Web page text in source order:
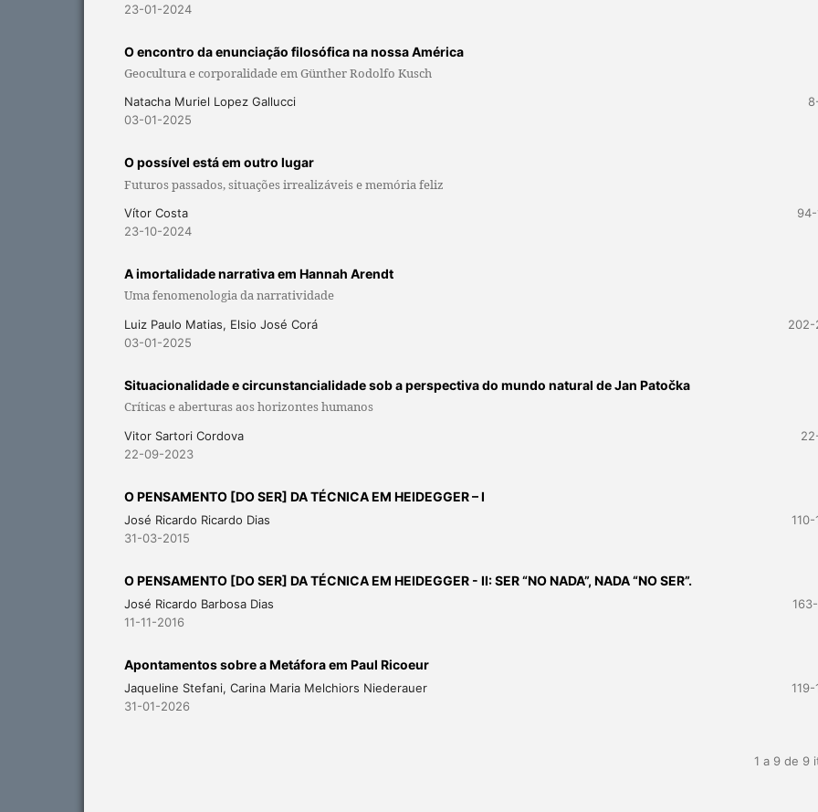
23-01-2024
O encontro da enunciação filosófica na nossa América
Geocultura e corporalidade em Günther Rodolfo Kusch
Natacha Muriel Lopez Gallucci
03-01-2025
O possível está em outro lugar
Futuros passados, situações irrealizáveis e memória feliz
Vítor Costa
94-
23-10-2024
A imortalidade narrativa em Hannah Arendt
Uma fenomenologia da narratividade
Luiz Paulo Matias, Elsio José Corá
202-
03-01-2025
Situacionalidade e circunstancialidade sob a perspectiva do mundo natural de Jan Patočka
Críticas e aberturas aos horizontes humanos
Vitor Sartori Cordova
22-09-2023
O PENSAMENTO [DO SER] DA TÉCNICA EM HEIDEGGER – I
José Ricardo Ricardo Dias
110-
31-03-2015
O PENSAMENTO [DO SER] DA TÉCNICA EM HEIDEGGER - II: SER “NO NADA”, NADA “NO SER”.
José Ricardo Barbosa Dias
163-
11-11-2016
Apontamentos sobre a Metáfora em Paul Ricoeur
Jaqueline Stefani, Carina Maria Melchiors Niederauer
119-
31-01-2026
1 a 9 de 9